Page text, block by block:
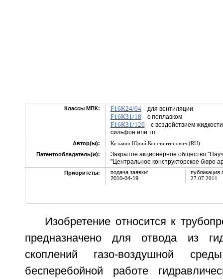
Классы МПК: F16K24/04для вентиляции
F16K31/18 с поплавком
F16K31/126 с воздействием
сильфон или тп
Автор(ы):
Кузьмин Юрий Константинович (RU)
Патентообладатель(и):
Закрытое акционерное общество
"Центральное конструкторское бюро
Приоритеты:
подача заявки:
2010-04-19
публикация
27.07.2011
Изобретение относится к
предназначено для отвода из
скоплений газо-воздушной
бесперебойной работе